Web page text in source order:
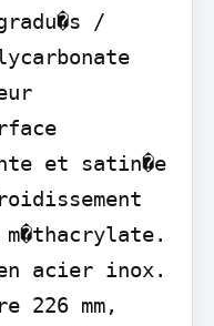
/
et satin�e
acier inox.
226 mm,